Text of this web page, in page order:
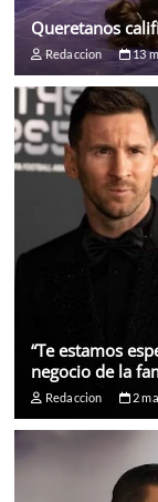
Queretanos
Redaccion 13
“Te estamos
negocio de la
Redaccion 2